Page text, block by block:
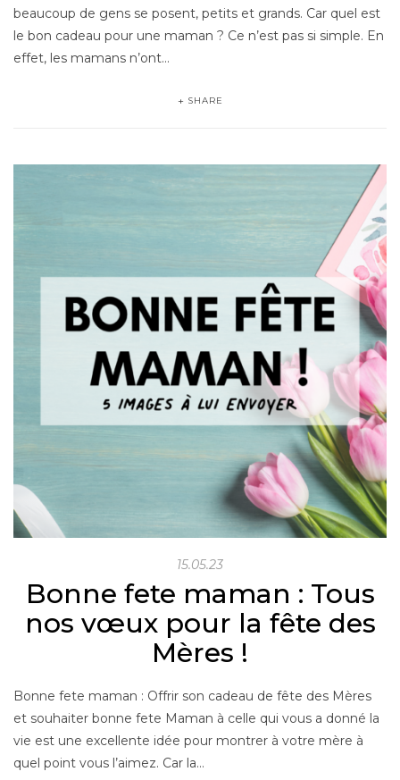
beaucoup de gens se posent, petits et grands. Car quel est
le bon cadeau pour une maman ? Ce n’est pas si simple. En
effet, les mamans n’ont…
SHARE
15.05.23
Bonne fete maman : Tous
nos vœux pour la fête des
Mères !
Bonne fete maman : Offrir son cadeau de fête des Mères
et souhaiter bonne fete Maman à celle qui vous a donné la
vie est une excellente idée pour montrer à votre mère à
quel point vous l’aimez. Car la…